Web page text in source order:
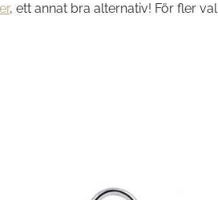
, ett annat bra alternativ! För fler